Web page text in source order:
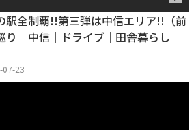
駅全制覇!!第三弾は中信エリア!!（前
｜中信｜ドライブ｜田舎暮らし｜
23